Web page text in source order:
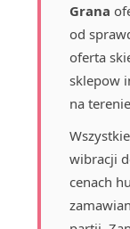
Grana
od
oferta
sklepow
na
wibracji
cenach